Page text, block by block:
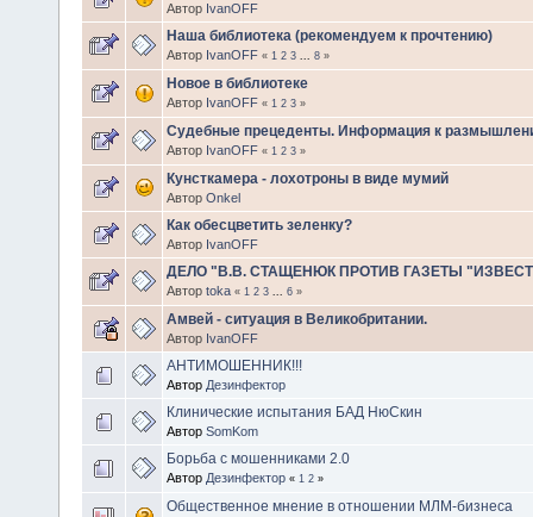
Автор IvanOFF
Наша библиотека (рекомендуем к прочтению)
Автор IvanOFF « 1 2 3 ... 8 »
Новое в библиотеке
Автор IvanOFF « 1 2 3 »
Судебные прецеденты. Информация к
Автор IvanOFF « 1 2 3 »
Кунсткамера - лохотроны в виде мумий
Автор Onkel
Как обесцветить зеленку?
Автор IvanOFF
ДЕЛО "В.В. СТАЩЕНЮК ПРОТИВ ГАЗЕТЫ
Автор toka « 1 2 3 ... 6 »
Амвей - ситуация в Великобритании.
Автор IvanOFF
АНТИМОШЕННИК!!!
Автор Дезинфектор
Клинические испытания БАД НюСкин
Автор SomKom
Борьба с мошенниками 2.0
Автор Дезинфектор « 1 2 »
Общественное мнение в отношении МЛМ-бизнеса